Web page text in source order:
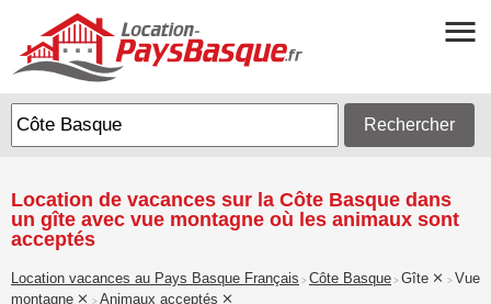
Rechercher
Location de vacances sur la Côte Basque dans
un gîte avec vue montagne où les animaux sont
acceptés
Location vacances au Pays Basque Français > Côte Basque > Gîte > Vue
montagne
> Animaux acceptés